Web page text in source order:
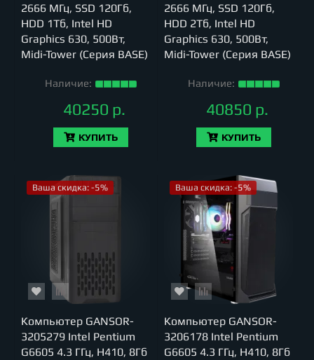
2666 МГц, SSD 120Гб,
HDD 1Тб, Intel HD
Graphics 630, 500Вт,
Midi-Tower (Серия BASE)
Наличие:
40250 р.
КУПИТЬ
2666 МГц, SSD 120Гб,
HDD 2Тб, Intel HD
Graphics 630, 500Вт,
Midi-Tower (Серия BASE)
Наличие:
40850 р.
КУПИТЬ
Ваша скидка: -5%
Компьютер GANSOR-
3205279 Intel Pentium
G6605 4.3 ГГц, H410, 8Гб
Ваша скидка: -5%
Компьютер GANSOR-
3206178 Intel Pentium
G6605 4.3 ГГц, H410, 8Гб